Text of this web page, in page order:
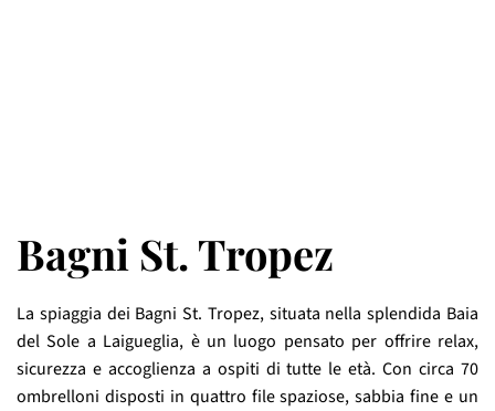
Bagni St. Tropez
La spiaggia dei Bagni St. Tropez, situata nella splendida Baia
del Sole a Laigueglia, è un luogo pensato per offrire relax,
sicurezza e accoglienza a ospiti di tutte le età. Con circa 70
ombrelloni disposti in quattro file spaziose, sabbia fine e un